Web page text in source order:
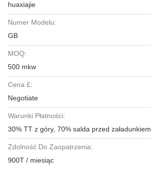
huaxiajie
Numer Modelu:
GB
MOQ:
500 mkw
Cena £:
Negotiate
Warunki Płatności:
30% TT z góry, 70% salda przed załadunkiem
Zdolność Do Zaopatrzenia:
900T / miesiąc